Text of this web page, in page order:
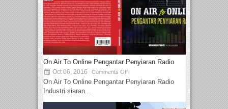
On Air To Online Pengantar Penyiaran Radio
Oct 06, 2016 Comments Off
On Air To Online Pengantar Penyiaran Radio
Industri siaran...